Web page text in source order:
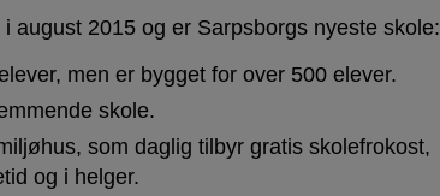
august 2015 og er Sarpsborgs nyeste skole:
men er bygget for over 500 elever.
skole.
som daglig tilbyr gratis skolefrokost,
og i helger.